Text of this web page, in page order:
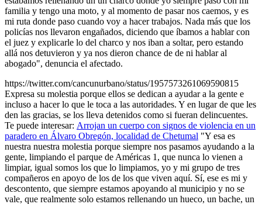
familia y tengo una moto, y al momento de pasar nos caemos, y es
mi ruta donde paso cuando voy a hacer trabajos. Nada más que los
policías nos llevaron engañados, diciendo que íbamos a hablar con
el juez y explicarle lo del charco y nos iban a soltar, pero estando
allá nos detuvieron y ya nos dieron chance de de ni hablar al
abogado", denuncia el afectado.
https://twitter.com/cancunurbano/status/1957573261069590815
Expresa su molestia porque ellos se dedican a ayudar a la gente e
incluso a hacer lo que le toca a las autoridades. Y en lugar de que les
den las gracias, se los lleva detenidos como si fueran delincuentes.
Te puede interesar: Arrojan un cuerpo con signos de violencia en un
paradero en Álvaro Obregón, localidad de Chetumal "Y esa es
nuestra nuestra molestia porque siempre nos pasamos ayudando a la
gente, limpiando el parque de Américas 1, que nunca lo vienen a
limpiar, igual somos los que lo limpiamos, yo y mi grupo de tres
compañeros en apoyo de los de los que viven aquí. Sí, ese es mi y
descontento, que siempre estamos apoyando al municipio y no se
vale, que realmente solo estamos rellenando un hueco, un bache, un